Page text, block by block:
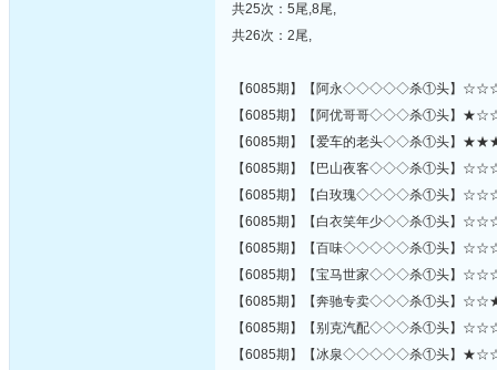
共25次：5尾,8尾,
共26次：2尾,
【6085期】【阿永◇◇◇◇◇杀①
【6085期】【阿优哥哥◇◇◇杀
【6085期】【爱车的老头◇◇
【6085期】【巴山夜客◇◇◇杀
【6085期】【白玫瑰◇◇◇◇杀
【6085期】【白衣笑年少◇◇
【6085期】【百味◇◇◇◇◇杀①
【6085期】【宝马世家◇◇◇杀
【6085期】【奔驰专卖◇◇◇杀
【6085期】【别克汽配◇◇◇杀
【6085期】【冰泉◇◇◇◇◇杀①